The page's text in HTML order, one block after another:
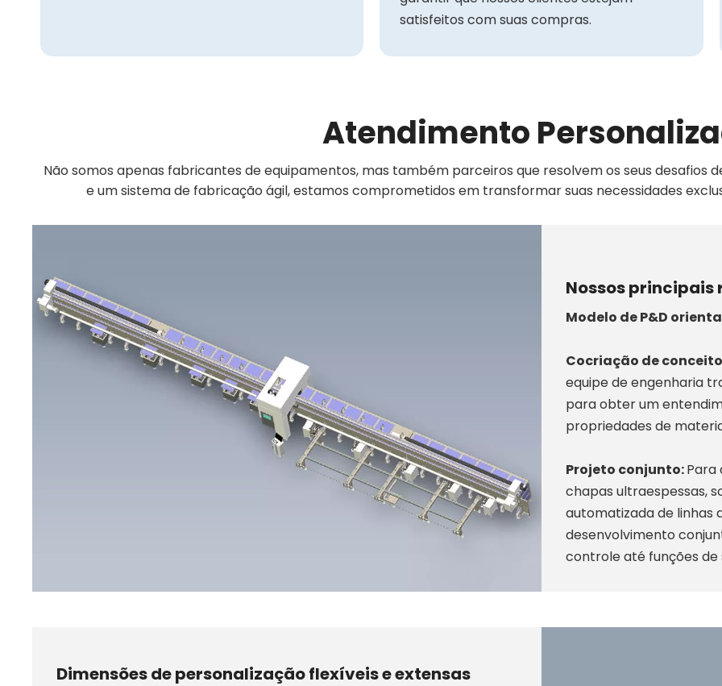
satisfeitos com suas compras.
Atendimento
Não somos apenas fabricantes de equipamentos, mas também parceiros que resolvem os seus desafios
e um sistema de fabricação ágil, estamos comprometidos em transformar suas necessidades
Nossos principais
Modelo de P&D
Cocriação de
equipe de engenharia
para obter um
propriedades de
Projeto conjunto:Para
chapas ultraespessas,
automatizada de linhas
desenvolvimento
controle até funções de
Dimensões de personalização flexíveis e extensas